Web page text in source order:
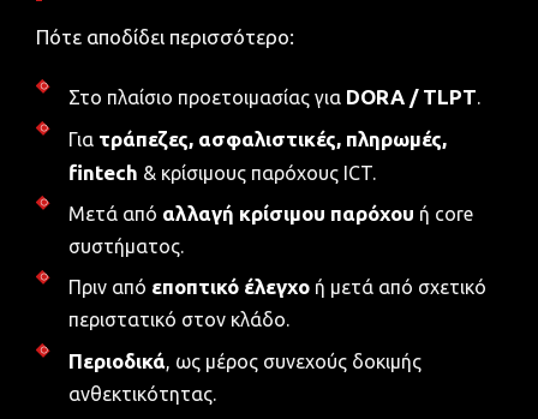
Πότε αποδίδει περισσότερο:
Στο πλαίσιο προετοιμασίας για DORA / TLPT.
Για τράπεζες, ασφαλιστικές, πληρωμές,
fintech & κρίσιμους παρόχους ICT.
Μετά από αλλαγή κρίσιμου παρόχου ή core
συστήματος.
Πριν από εποπτικό έλεγχο ή μετά από σχετικό
περιστατικό στον κλάδο.
Περιοδικά, ως μέρος συνεχούς δοκιμής
ανθεκτικότητας.